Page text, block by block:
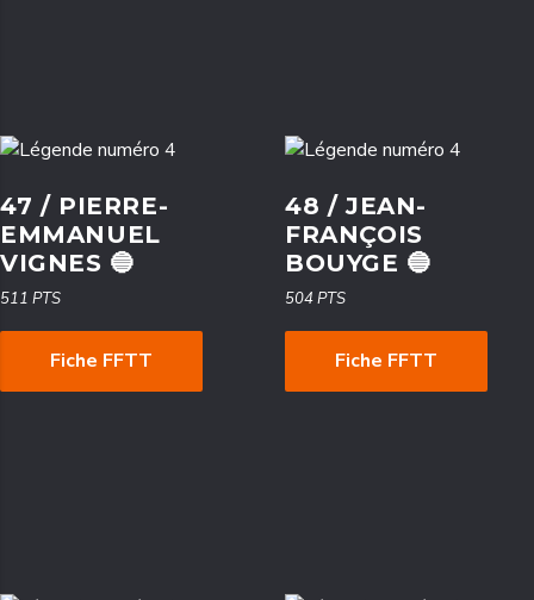
47 / PIERRE-
EMMANUEL
VIGNES 🔵
511 PTS
Fiche FFTT
48 / JEAN-
FRANÇOIS
BOUYGE 🔵
504 PTS
Fiche FFTT